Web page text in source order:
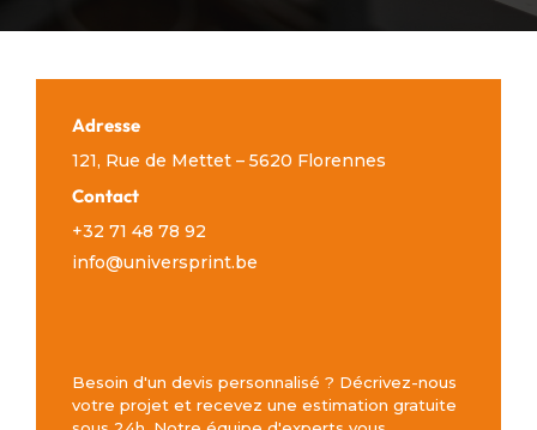
Adresse
121, Rue de Mettet – 5620 Florennes
Contact
+32 71 48 78 92
info@universprint.be
Besoin d'un devis personnalisé ? Décrivez-nous
votre projet et recevez une estimation gratuite